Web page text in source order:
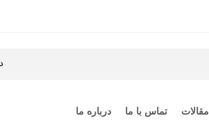
مقالات تماس با ما درباره ما